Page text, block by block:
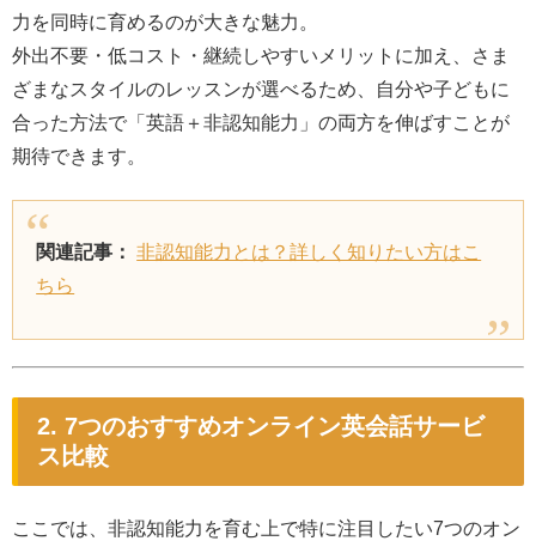
力を同時に育めるのが大きな魅力。
外出不要・低コスト・継続しやすいメリットに加え、さま
ざまなスタイルのレッスンが選べるため、自分や子どもに
合った方法で「英語＋非認知能力」の両方を伸ばすことが
期待できます。
関連記事： 非認知能力とは？詳しく知りたい方はこ
ちら
2. 7つのおすすめオンライン英会話サービ
ス比較
ここでは、非認知能力を育む上で特に注目したい7つのオン